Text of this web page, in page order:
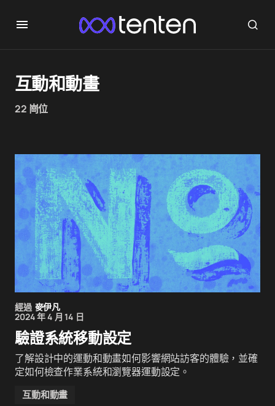
互動和動畫
22 崗位
經過 麥伊凡
2024 年 4 月 14 日
驗證系統移動設定
了解設計中的運動和動畫如何影響網站訪客的體驗，並確
定如何檢查作業系統和瀏覽器運動設定。
互動和動畫